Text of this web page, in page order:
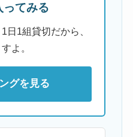
ってみる
日1組貸切だから、
よ。
グを見る